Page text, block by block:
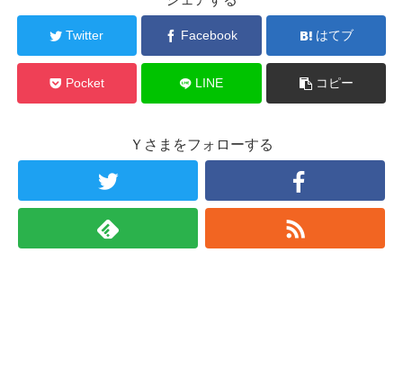
Twitter Facebook はてブ
Pocket LINE コピー
Ｙさまをフォローする